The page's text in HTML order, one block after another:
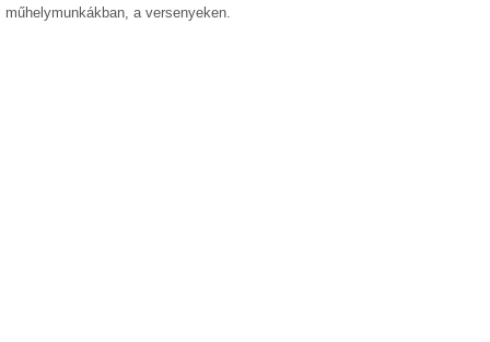
műhelymunkákban, a versenyeken.